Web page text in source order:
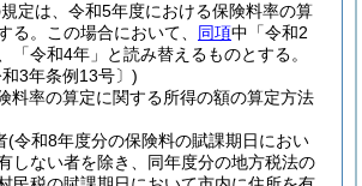
定は、令和5年度における保険料率の算
る。
この場合において、 同項中「令和2
「令和4年」と読み替えるものとする。
3年条例13号〕)
料率の算定に関する所得の額の算定方法
(令和8年度分の保険料の賦課期日におい
しない者を除き、同年度分の地方税法の